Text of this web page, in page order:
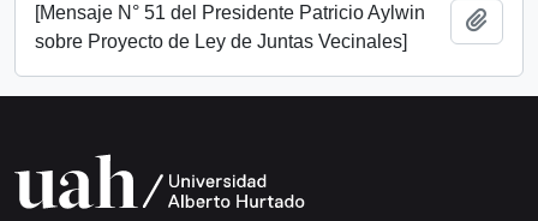
[Mensaje N° 51 del Presidente Patricio Aylwin
sobre Proyecto de Ley de Juntas Vecinales]